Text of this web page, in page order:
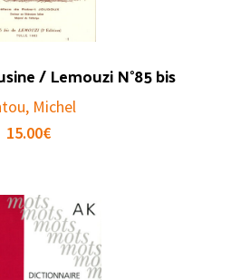
/ Lemouzi N°85 bis
Michel
15.00€